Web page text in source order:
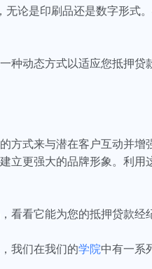
论是印刷品还是数字形式
动态方式以适应您抵押贷
方式来与潜在客户互动并
立更强大的品牌形象。利
看它能为您的抵押贷款经
我们在我们的学院中有一系